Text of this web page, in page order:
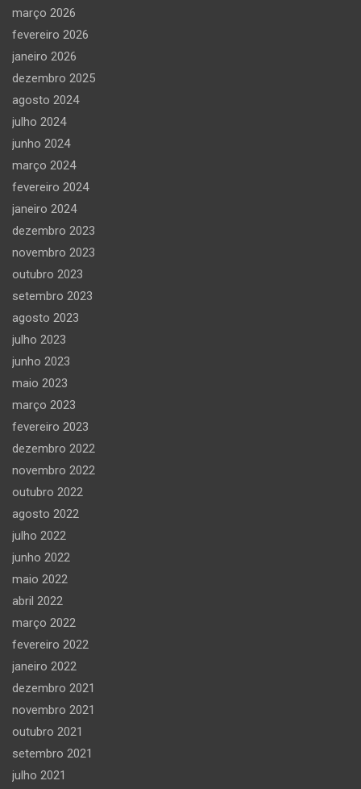
março 2026
fevereiro 2026
janeiro 2026
dezembro 2025
agosto 2024
julho 2024
junho 2024
março 2024
fevereiro 2024
janeiro 2024
dezembro 2023
novembro 2023
outubro 2023
setembro 2023
agosto 2023
julho 2023
junho 2023
maio 2023
março 2023
fevereiro 2023
dezembro 2022
novembro 2022
outubro 2022
agosto 2022
julho 2022
junho 2022
maio 2022
abril 2022
março 2022
fevereiro 2022
janeiro 2022
dezembro 2021
novembro 2021
outubro 2021
setembro 2021
julho 2021